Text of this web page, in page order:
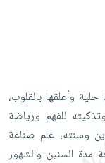
وأعلقها بالقلوب،
للفهم ورياضة
وسنته، علم صناعة
مدة السنين والشهور